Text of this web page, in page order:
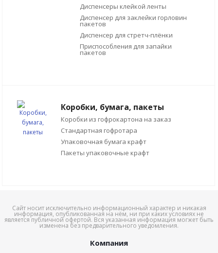
Диспенсеры клейкой ленты
Диспенсер для заклейки горловин
пакетов
Диспенсер для стретч-плёнки
Приспособления для запайки
пакетов
Коробки, бумага, пакеты
Коробки из гофрокартона на заказ
Стандартная гофротара
Упаковочная бумага крафт
Пакеты упаковочные крафт
Сайт носит исключительно информационный характер и никакая
информация, опубликованная на нём, ни при каких условиях не
является публичной офертой. Вся указанная информация могжет быть
изменена без предварительного уведомления.
Компания